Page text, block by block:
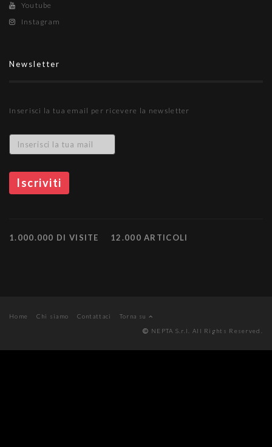
Youtube
Instagram
Newsletter
Inserisci la tua email per ricevere la newsletter
1.000.000 DI VISITE 12.000 ARTICOLI
Home Chi siamo Contattaci
Torna su
NEPTA S.r.l. All Rights Reserved.